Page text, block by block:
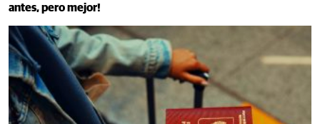
antes, pero mejor!